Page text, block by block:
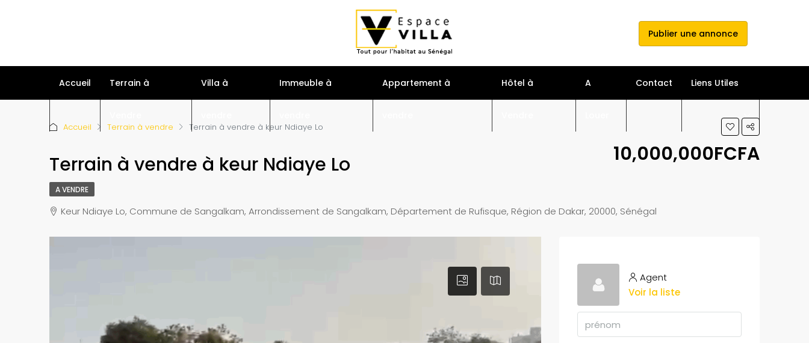
Publier une annonce
Accueil Terrain à Villa à Immeuble à Appartement à Hôtel à A Contact Liens Utiles
Accueil Terrain à vendre Terrain à vendre à keur Ndiaye Lo
Terrain à vendre à keur Ndiaye Lo 10,000,000FCFA
A VENDRE
Keur Ndiaye Lo, Commune de Sangalkam, Arrondissement de Sangalkam, Département de Rufisque, Région de Dakar, 20000, Sénégal
Agent
Voir la liste